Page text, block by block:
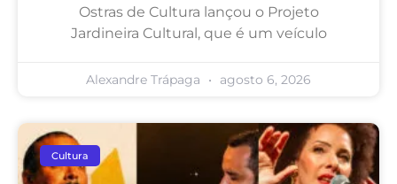
Ostras de Cultura lançou o Projeto
Jardineira Cultural, que é um veículo
Alexandre Trápaga agosto 6, 2026
Cultura